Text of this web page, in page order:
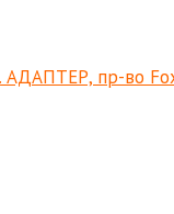
АДАПТЕР, пр-во